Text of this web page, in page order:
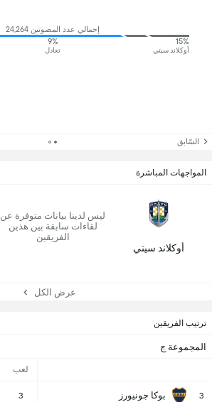
ترتيب الفريقين
المجموعة ج
لعب
3 بوكا جونيورز 3
إجمالي عدد المصوتين 24,264
15%
أوكلاند سيتي
9%
تعادل
السّابق
المواجهات المباشرة
أوكلاند سيتي
ليس لدينا بيانات متوفرة عن
لقاءات سابقة بين هذين
الفريقين
عرض الكل